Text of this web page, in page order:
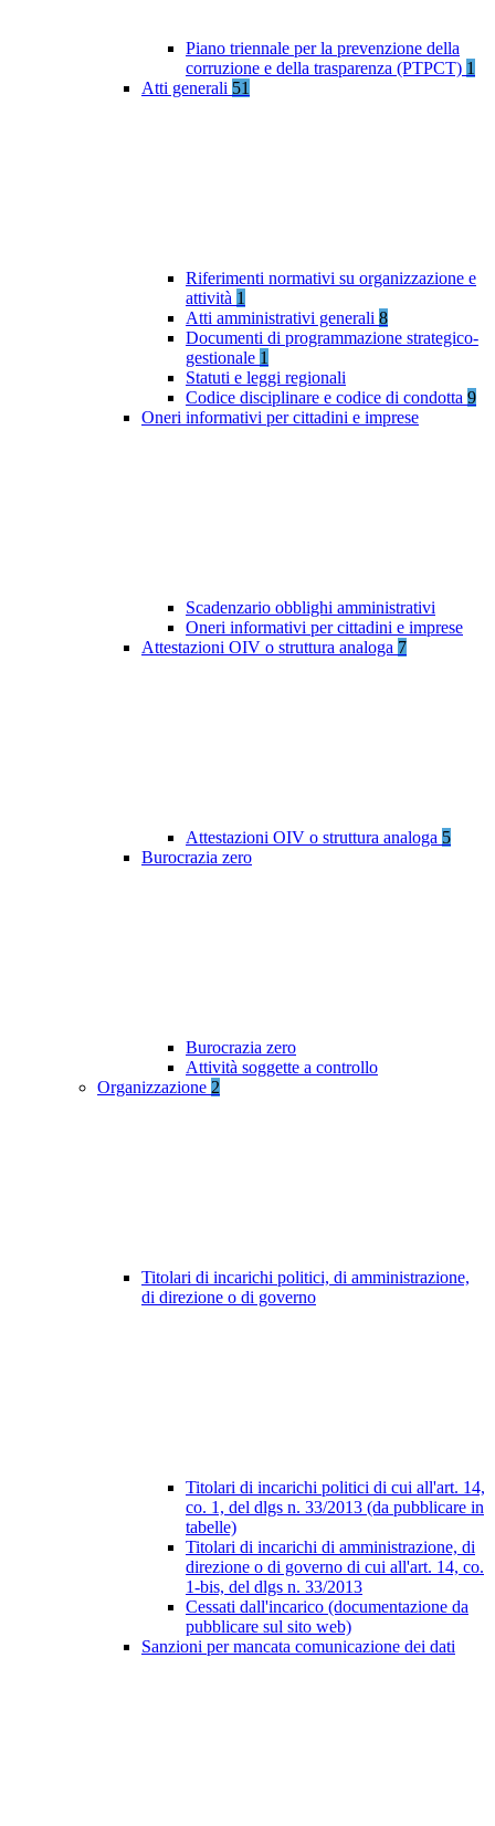
Piano triennale per la prevenzione della
corruzione e della trasparenza (PTPCT) 1
Atti generali 51
Riferimenti normativi su organizzazione e
attività 1
Atti amministrativi generali 8
Documenti di programmazione strategico-
gestionale 1
Statuti e leggi regionali
Codice disciplinare e codice di condotta 9
Oneri informativi per cittadini e imprese
Scadenzario obblighi amministrativi
Oneri informativi per cittadini e imprese
Attestazioni OIV o struttura analoga 7
Attestazioni OIV o struttura analoga 5
Burocrazia zero
Burocrazia zero
Attività soggette a controllo
Organizzazione 2
Titolari di incarichi politici, di amministrazione,
di direzione o di governo
Titolari di incarichi politici di cui all'art. 14,
co. 1, del dlgs n. 33/2013 (da pubblicare in
tabelle)
Titolari di incarichi di amministrazione, di
direzione o di governo di cui all'art. 14, co.
1-bis, del dlgs n. 33/2013
Cessati dall'incarico (documentazione da
pubblicare sul sito web)
Sanzioni per mancata comunicazione dei dati